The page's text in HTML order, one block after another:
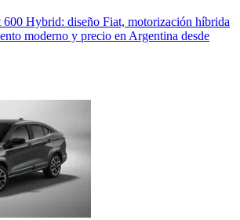
600 Hybrid: diseño Fiat, motorización híbrida
moderno y precio en Argentina desde